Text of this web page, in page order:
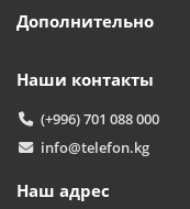
Дополнительно
Наши контакты
(+996) 701 088 000
info@telefon.kg
Наш адрес